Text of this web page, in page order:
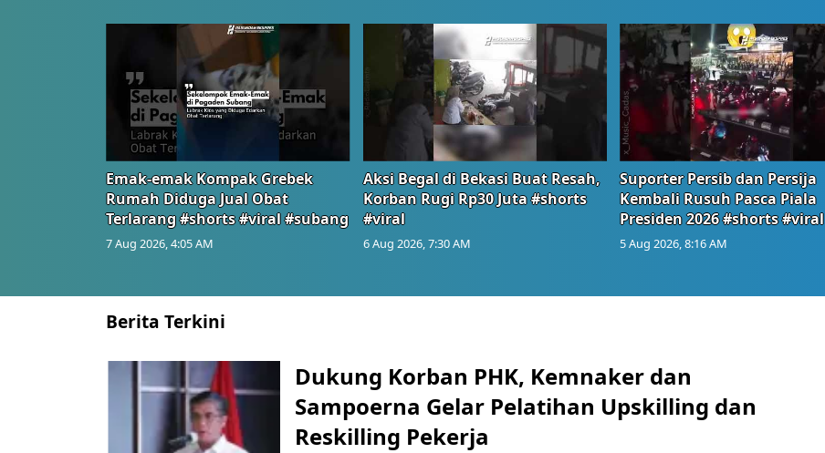
Emak-emak Kompak Grebek
Rumah Diduga Jual Obat
Terlarang #shorts #viral #subang
7 Aug 2026, 4:05 AM
Aksi Begal di Bekasi Buat Resah,
Korban Rugi Rp30 Juta #shorts
#viral
6 Aug 2026, 7:30 AM
Suporter Persib dan Persija
Kembali Rusuh Pasca Piala
Presiden 2026 #shorts #viral
5 Aug 2026, 8:16 AM
Berita Terkini
Dukung Korban PHK, Kemnaker dan
Sampoerna Gelar Pelatihan Upskilling dan
Reskilling Pekerja